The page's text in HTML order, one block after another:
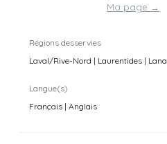
Ma page →
Régions desservies
Laval/Rive-Nord | Laurentides |
Langue(s)
Français | Anglais